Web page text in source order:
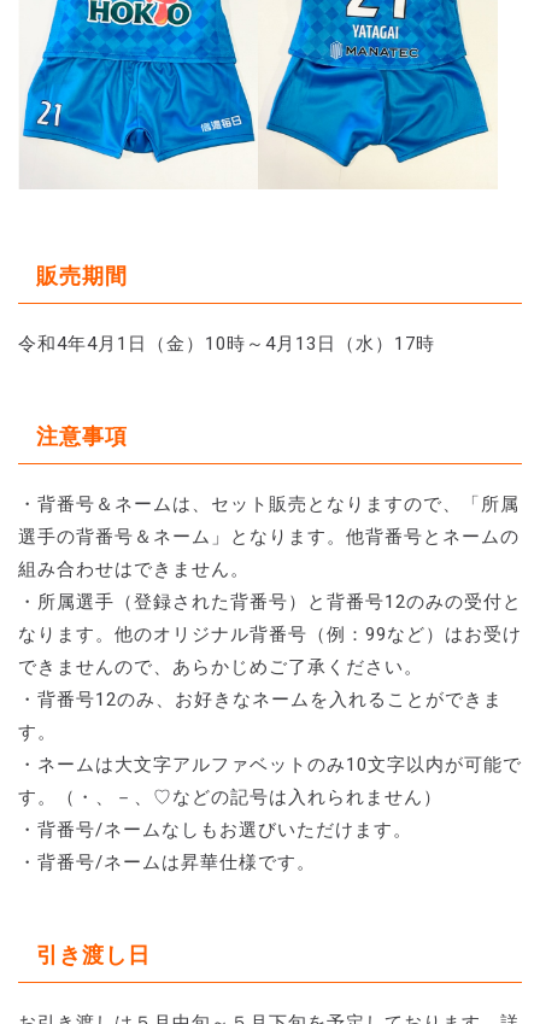
販売期間
令和4年4月1日（金）10時～4月13日（水）17時
注意事項
・背番号＆ネームは、セット販売となりますので、「所属
選手の背番号＆ネーム」となります。他背番号とネームの
組み合わせはできません。
・所属選手（登録された背番号）と背番号12のみの受付と
なります。他のオリジナル背番号（例：99など）はお受け
できませんので、あらかじめご了承ください。
・背番号12のみ、お好きなネームを入れることができま
す。
・ネームは大文字アルファベットのみ10文字以内が可能で
す。（・、－、♡などの記号は入れられません）
・背番号/ネームなしもお選びいただけます。
・背番号/ネームは昇華仕様です。
引き渡し日